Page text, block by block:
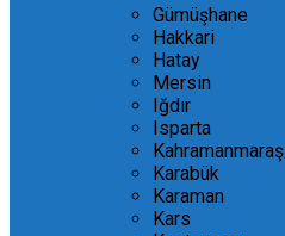
Gümüşhane
Hakkari
Hatay
Mersin
Iğdır
Isparta
Kahramanmaraş
Karabük
Karaman
Kars